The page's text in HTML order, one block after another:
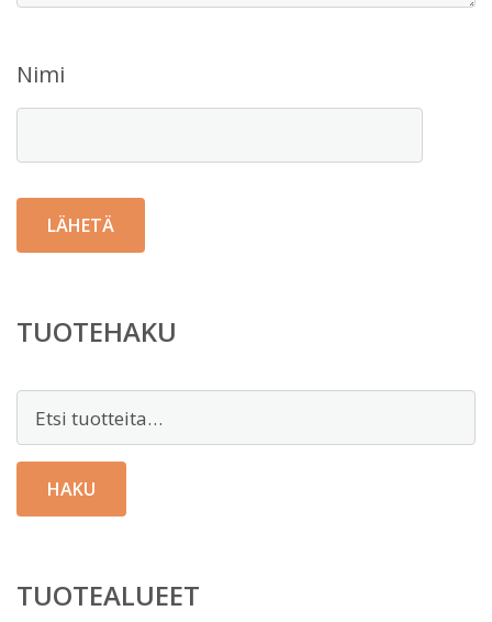
Nimi
TUOTEHAKU
HAKU
TUOTEALUEET